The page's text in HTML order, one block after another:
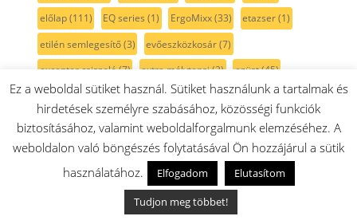
előlap(111) EQ series (1) ErgoMixx(33) etazser(1)
etilén semlegesítő(3) evőeszközkosár(7)
excenter csiszoló(7) extra mélytepsi(2) ezüst(45)
ezüstlap(2) fagyasztó(152) fagylalt (4) fagylaltkészítő(6)
fal csiszoló
falhoronymaró (1) falitartó (3) fali töltő
(2)
falmaró (1) fedeles(1) fedél(158) fehér(215)
fehér gombok(49) fejező fűrész(1) fekete(194)
felfüggesztés(2) felmosó
Ez a weboldal sütiket használ. Sütiket használunk a tartalmak és
hirdetések személyre szabásához, közösségi funkciók
biztosításához, valamint weboldalforgalmunk elemzéséhez. A
weboldalon való böngészés folytatásával Ön hozzájárul a sütik
használatához.
Elfogadom
Elutasítom
Tudjon meg többet!